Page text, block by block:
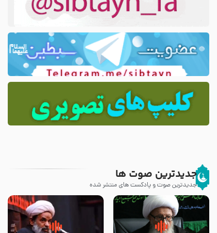
جدیدترین صوت ها
جدیدترین صوت و پادکست های منتشر شده